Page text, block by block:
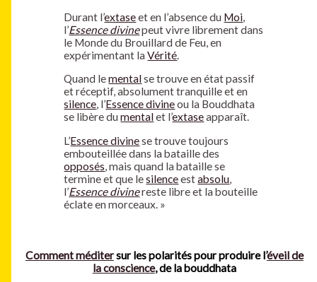
Durant l’extaseet en l’absence du Moi
l’Essence divinepeut vivre librement dans
le Monde du Brouillard de Feu, en
expérimentant laVérité
Quand lementalse trouve en état passif
et réceptif, absolument tranquille et en
silence, l’Essence divineou la Bouddhata
se libère dumentalet l’extaseapparaît.
L’Essence divinese trouve toujours
embouteillée dans la bataille des
opposés , mais quand la bataille se
termine et que lesilenceestabsolu
l’Essence divinereste libre et la bouteille
éclate en morceaux. »
Comment méditersur les polarités pour produire l’éveil de
la conscience, de la bouddhata